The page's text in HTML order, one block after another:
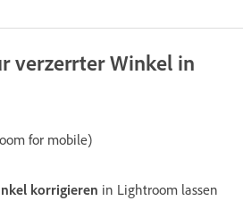
verzerrter Winkel in
for mobile)
korrigieren in Lightroom lassen